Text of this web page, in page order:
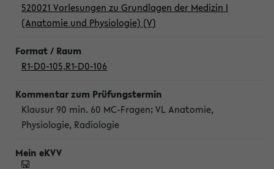
520021 Vorlesungen zu Grundlagen der Medizin I
(Anatomie und Physiologie) (V)
R1-D0-105,R1-D0-106
Klausur 90 min. 60 MC-Fragen; VL Anatomie,
Physiologie, Radiologie